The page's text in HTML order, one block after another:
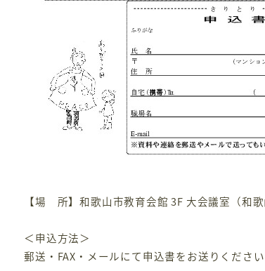
【場 所】和歌山市教育会館 3F 大会議室（和歌
＜申込方法＞
郵送・FAX・メールにて申込書をお送りください